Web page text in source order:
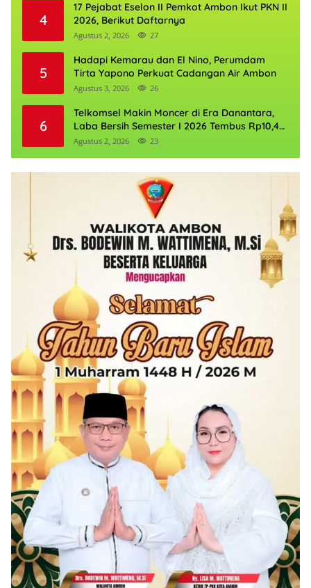
4
17 Pejabat Eselon II Pemkot Ambon Ikut PKN II
2026, Berikut Daftarnya
Agustus 2, 2026 27
5
Hadapi Kemarau dan El Nino, Perumdam
Tirta Yapono Perkuat Cadangan Air Ambon
Agustus 3, 2026 26
6
Telkomsel Makin Moncer di Era Danantara,
Laba Bersih Semester I 2026 Tembus Rp10,4
Triliun
Agustus 2, 2026 23